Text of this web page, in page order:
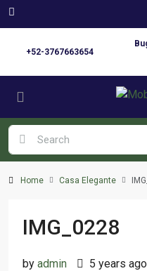
+52-3767663654
Home Casa Elegante
IMG_0228
by admin 5 years ago